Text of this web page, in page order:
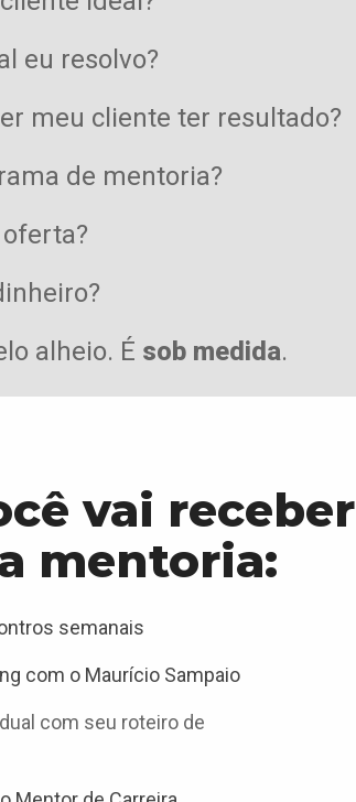
eu resolvo?
meu cliente ter resultado?
de mentoria?
alheio. É sob medida.
vai receber
mentoria:
semanais
com o Maurício Sampaio
com seu roteiro de